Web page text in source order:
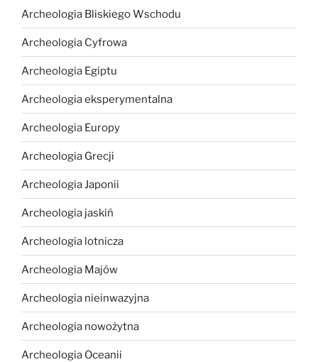
Archeologia Bliskiego Wschodu
Archeologia Cyfrowa
Archeologia Egiptu
Archeologia eksperymentalna
Archeologia Europy
Archeologia Grecji
Archeologia Japonii
Archeologia jaskiń
Archeologia lotnicza
Archeologia Majów
Archeologia nieinwazyjna
Archeologia nowożytna
Archeologia Oceanii